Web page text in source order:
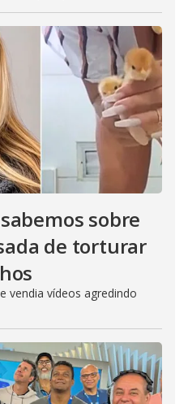
sobre
de torturar
vendia vídeos agredindo